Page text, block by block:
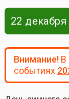
22 декабря
Внимание!В
событиях